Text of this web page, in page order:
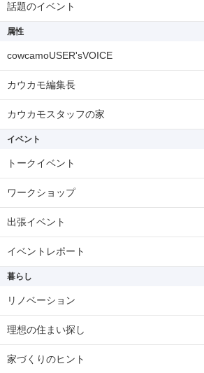
話題のイベント
属性
cowcamoUSER'sVOICE
カウカモ編集長
カウカモスタッフの家
イベント
トークイベント
ワークショップ
出張イベント
イベントレポート
暮らし
リノベーション
理想の住まい探し
家づくりのヒント